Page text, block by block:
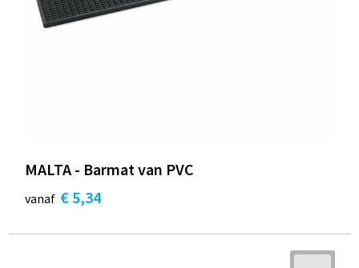
MALTA - Barmat van PVC
vanaf € 5,34